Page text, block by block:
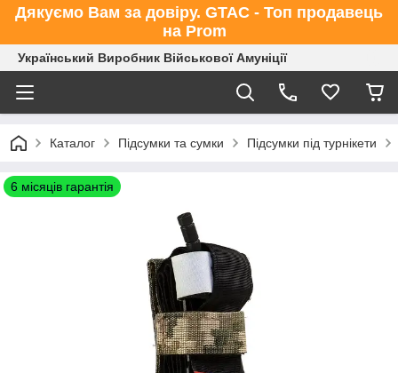
Дякуємо Вам за довіру. GTAC - Топ продавець
на Prom
Український Виробник Військової Амуніції
Каталог Підсумки та сумки Підсумки під турнікети
6 місяців гарантія